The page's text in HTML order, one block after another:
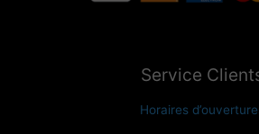
Service
Horaires